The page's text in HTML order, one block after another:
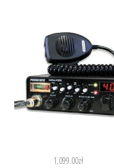
1,099.00zł